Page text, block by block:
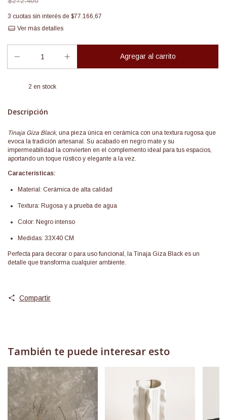
3 cuotas sin interés de $77.166,67
Ver más detalles
2 en stock
Descripción
Tinaja Giza Black, una pieza única en cerámica con una textura rugosa que
evoca la tradición artesanal. Su acabado en negro mate y su
impermeabilidad la convierten en el complemento ideal para tus espacios,
aportando un toque rústico y elegante a la vez.
Características:
Material: Cerámica de alta calidad
Textura: Rugosa y a prueba de agua
Color: Negro intenso
Medidas: 33X40 CM
Perfecta para decorar o para uso funcional, la Tinaja Giza Black es un
detalle que transforma cualquier ambiente.
Compartir
También te puede interesar esto